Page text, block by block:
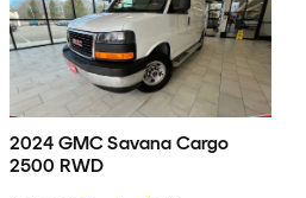
2024 GMC Savana Cargo
2500 RWD